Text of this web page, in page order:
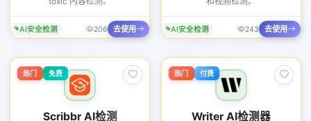
AI安全检测 206 去使用 AI安全检测 243 去使用
热门 免费
Scribbr AI检测
热门 付费
Writer AI检测器